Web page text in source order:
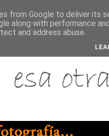
from Google to deliver its
along with performance
and address abuse.